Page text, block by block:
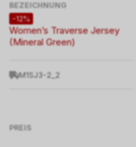
BEZEICHNUNG
-12%
Women’s Traverse Jersey
(Mineral Green)
M1SJ3-2_2
PREIS